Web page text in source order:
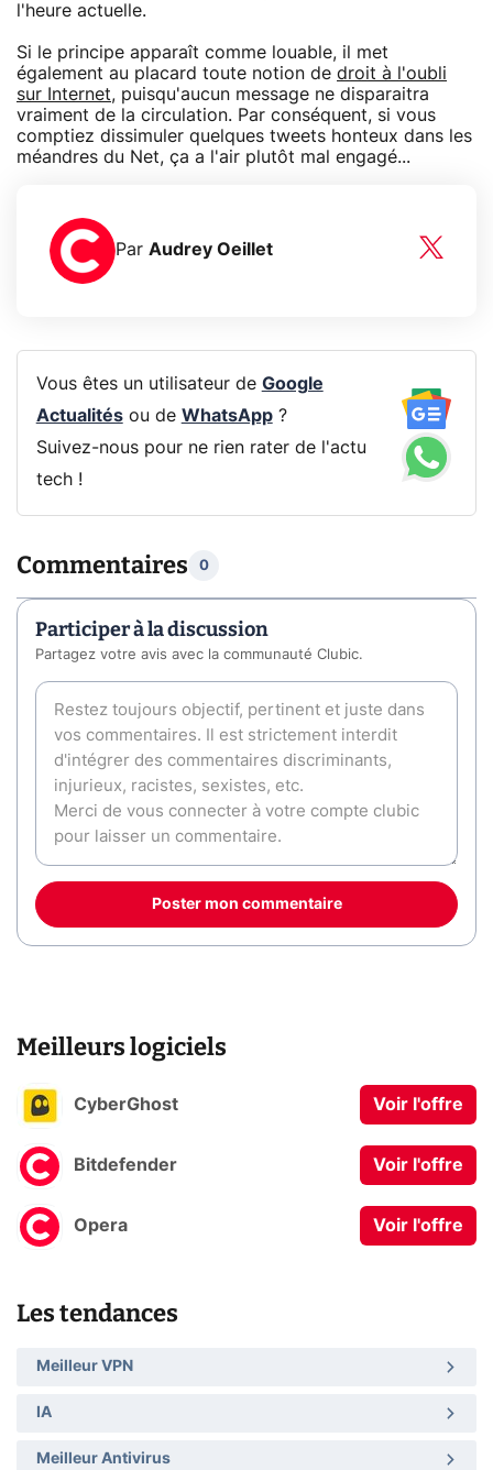
l'heure actuelle.
Si le principe apparaît comme louable, il met
également au placard toute notion de droit à l'oubli
sur Internet, puisqu'aucun message ne disparaitra
vraiment de la circulation. Par conséquent, si vous
comptiez dissimuler quelques tweets honteux dans les
méandres du Net, ça a l'air plutôt mal engagé...
Par Audrey Oeillet
Vous êtes un utilisateur de Google
Actualitésou de WhatsApp?
Suivez-nous pour ne rien rater de l'actu
tech !
Commentaires 0
Participer à la discussion
Partagez votre avis avec la communauté Clubic.
Poster mon commentaire
Meilleurs logiciels
CyberGhost Voir l'offre
Bitdefender Voir l'offre
Opera Voir l'offre
Les tendances
Meilleur VPN
IA
Meilleur Antivirus